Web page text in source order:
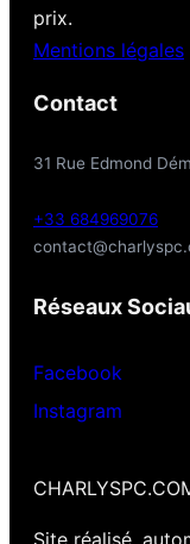
prix.
Mentions légales
Contact
31 Rue Edmond
+33 684969076
Réseaux
Facebook
Instagram